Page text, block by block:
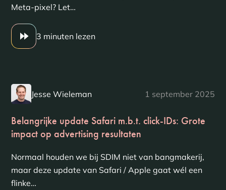
Meta-pixel? Let…
3 minuten lezen
Jesse Wieleman 1 september 2025
Belangrijke update Safari m.b.t. click-IDs: Grote
impact op advertising resultaten
Normaal houden we bij SDIM niet van bangmakerij,
maar deze update van Safari / Apple gaat wél een
flinke…